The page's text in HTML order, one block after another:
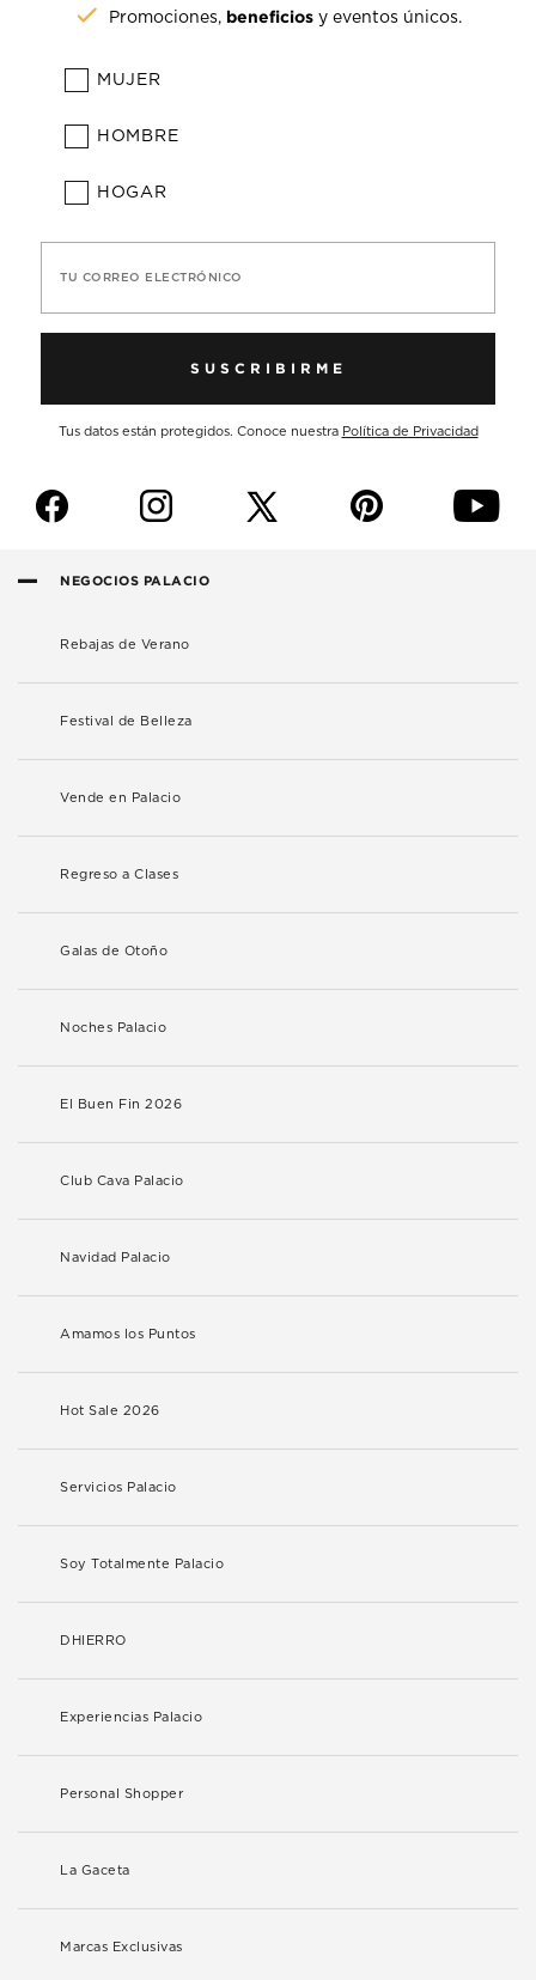
Promociones, beneficios y eventos únicos.
MUJER
HOMBRE
HOGAR
TU CORREO ELECTRÓNICO
SUSCRIBIRME
Tus datos están protegidos. Conoce nuestra Política de Privacidad
f i p y
NEGOCIOS PALACIO
Rebajas de Verano
Festival de Belleza
Vende en Palacio
Regreso a Clases
Galas de Otoño
Noches Palacio
El Buen Fin 2026
Club Cava Palacio
Navidad Palacio
Amamos los Puntos
Hot Sale 2026
Servicios Palacio
Soy Totalmente Palacio
DHIERRO
Experiencias Palacio
Personal Shopper
La Gaceta
Marcas Exclusivas